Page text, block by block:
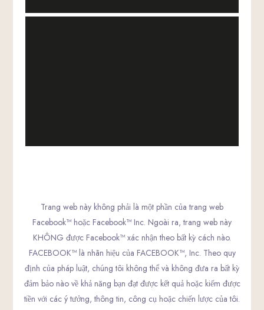
Trang web này không phải là một phần của trang web
Facebook™ hoặc Facebook™ Inc. Ngoài ra, trang web này
KHÔNG được Facebook™ xác nhận theo bất kỳ cách nào.
FACEBOOK™ là nhãn hiệu của FACEBOOK™, Inc. Theo quy
định của pháp luật, chúng tôi không thể và không đưa ra bất kỳ
đảm bảo nào về khả năng bạn đạt được kết quả hoặc kiếm được
tiền với các ý tưởng, thông tin, công cụ hoặc chiến lược của tôi.